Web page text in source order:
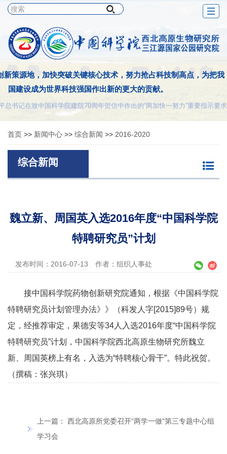
新策源地，加快突破关键核心技术，努力抢占科技制高点，为把我
国建设成为世界科技强国作出新的更大的贡献。
书记在致中国科学院建院70周年贺信中作出的“两加快一努力”重要指示要求
首页 >> 新闻中心 >> 综合新闻 >> 2016-2020
综合新闻
魏立新、周国英入选2016年度“中国科学院
特聘研究员”计划
发布时间：2016-07-13 作者：组织人事处
接中国科学院药物创新研究院通知，根据《中国科学院
特聘研究员计划管理办法》》（科发人字[2015]89号）规
定，经推荐审定，果德安等34 人入选2016年度“中国科学院
特聘研究员”计划，中国科学院西北高原生物研究所魏立
新、周国英榜上有名，入选为“特聘核心骨干”。特此祝贺。
（撰稿：张兴琪）
上一篇： 西北高原所党委召开“两学一做”第三专题中心组
学习会